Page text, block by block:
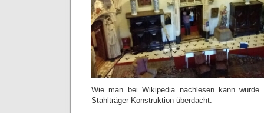
Wie man bei Wikipedia nachlesen kann
Stahlträger Konstruktion überdacht.